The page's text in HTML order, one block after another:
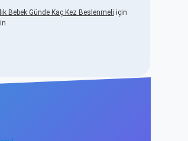
Bebek Günde Kaç Kez Beslenmeli için